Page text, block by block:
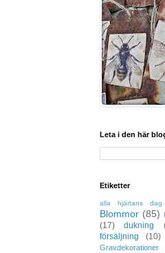
Leta i den här
Etiketter
alla hjärtans dag
Blommor (85)
(17)
dukning
försäljning
(10)
Gravdekorationer